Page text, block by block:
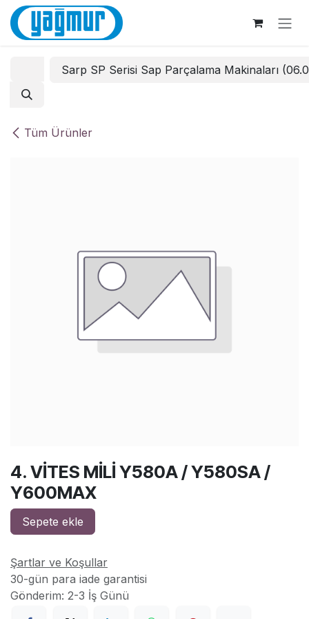
İçereği Atla
Tüm Ürünler
Sarp SP Serisi Sap Parçalama Makinaları
4. VİTES MİLİ Y580A / Y580SA /
Y600MAX
Sepete ekle
Şartlar ve Koşullar
30-gün para iade garantisi
Gönderim: 2-3 İş Günü